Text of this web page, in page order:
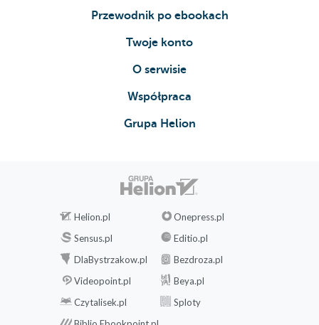
Przewodnik po ebookach
Twoje konto
O serwisie
Współpraca
Grupa Helion
Helion.pl
Onepress.pl
Sensus.pl
Editio.pl
DlaBystrzakow.pl
Bezdroza.pl
Videopoint.pl
Beya.pl
Czytalisek.pl
Sploty